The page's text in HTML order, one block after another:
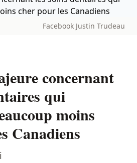
Facebook Justin Trudeau
concernant
qui
moins
Canadiens